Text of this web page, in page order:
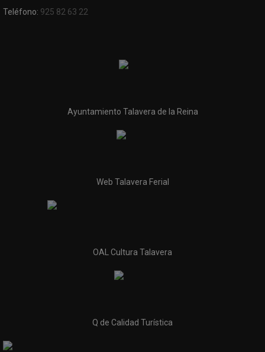
Teléfono: 925 82 63 22
Ayuntamiento Talavera de la Reina
Web Talavera Ferial
OAL Cultura Talavera
Q de Calidad Turística